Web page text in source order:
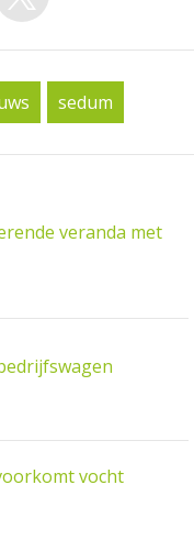
sedum
veranda met
vocht